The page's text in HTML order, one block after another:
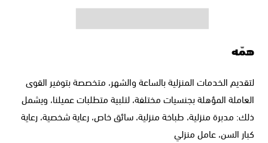
همّه
لتقديم الخدمات المنزلية بالساعة والشهر، متخصصة بتوفير القوى
العاملة المؤهلة بجنسيات مختلفة، لتلبية متطلبات عميلنا، ويشمل
ذلك: مدبرة منزلية، طباخة منزلية، سائق خاص، رعاية شخصية، رعاية
كبار السن، عامل منزلي